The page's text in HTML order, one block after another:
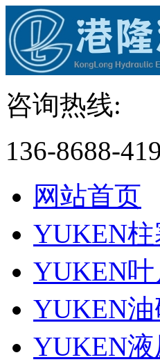
咨询热线:
136-8688-
网站首页
YUKEN柱
YUKEN叶
YUKEN油
YUKEN液